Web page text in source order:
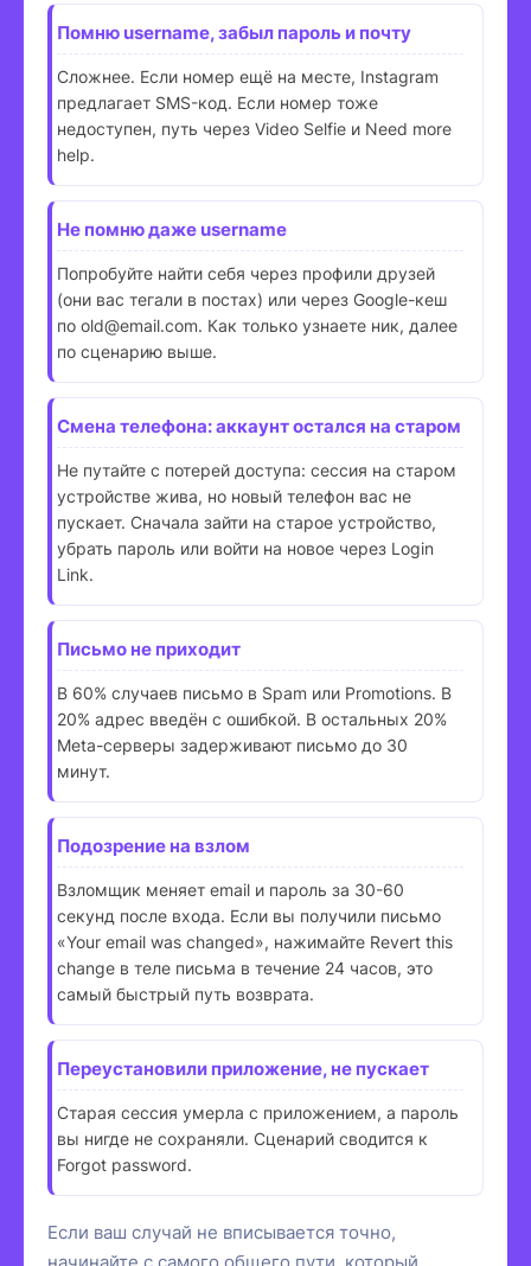
Помню username, забыл пароль и почту
Сложнее. Если номер ещё на месте, Instagram
предлагает SMS-код. Если номер тоже
недоступен, путь через Video Selfie и Need more
help.
Не помню даже username
Попробуйте найти себя через профили друзей
(они вас тегали в постах) или через Google-кеш
по old@email.com. Как только узнаете ник, далее
по сценарию выше.
Смена телефона: аккаунт остался на старом
Не путайте с потерей доступа: сессия на старом
устройстве жива, но новый телефон вас не
пускает. Сначала зайти на старое устройство,
убрать пароль или войти на новое через Login
Link.
Письмо не приходит
В 60% случаев письмо в Spam или Promotions. В
20% адрес введён с ошибкой. В остальных 20%
Meta-серверы задерживают письмо до 30
минут.
Подозрение на взлом
Взломщик меняет email и пароль за 30-60
секунд после входа. Если вы получили письмо
«Your email was changed», нажимайте Revert this
change в теле письма в течение 24 часов, это
самый быстрый путь возврата.
Переустановили приложение, не пускает
Старая сессия умерла с приложением, а пароль
вы нигде не сохраняли. Сценарий сводится к
Forgot password.
Если ваш случай не вписывается точно,
начинайте с самого общего пути, который